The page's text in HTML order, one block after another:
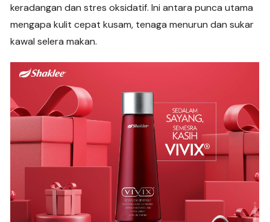
keradangan dan stres oksidatif. Ini antara punca utama
mengapa kulit cepat kusam, tenaga menurun dan sukar
kawal selera makan.